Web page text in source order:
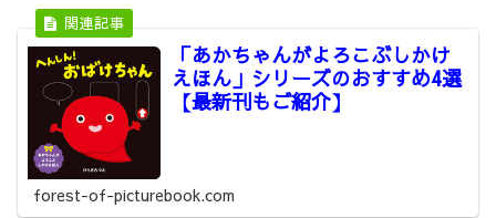
「あかちゃんがよろこぶしかけ
えほん」シリーズのおすすめ4選
【最新刊もご紹介】
forest-of-picturebook.com